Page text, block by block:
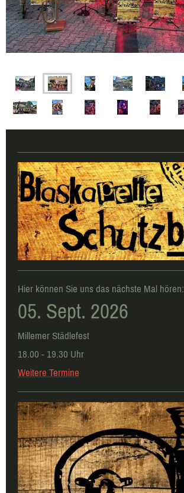
Hier können Sie uns das nächste Mal hören:
05. Sept. 2026
Millemer Städlefest
18.00 - 19.30 Uhr
Weitere Termine